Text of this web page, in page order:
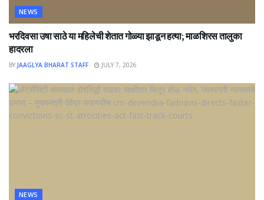
NEWS
भरदिवसा उषा साठे या महिलेची शेतात गोळ्या झाडून हत्या; माळशिरस तालुका
हादरला
BY JAAGLYA BHARAT STAFF JULY 7, 2026
NEWS